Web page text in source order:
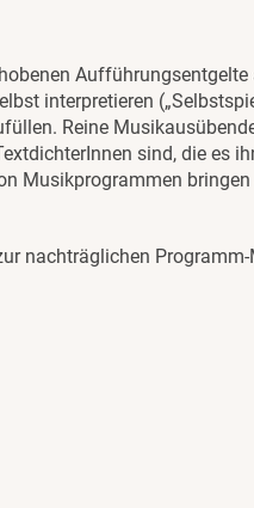
Aufführungsentgelte
interpretieren
Reine
sind, die es
Musikprogrammen bringen
nachträglichen